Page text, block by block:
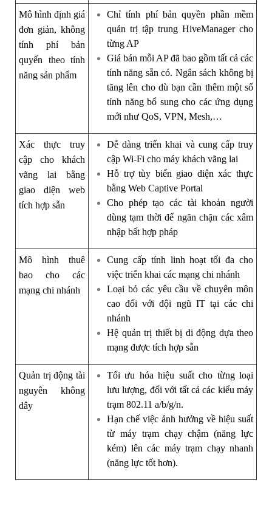
Mô hình định giá
đơn giản, không
tính phí bản
quyển theo tính
năng sản phẩm
Chỉ tính phí bản quyền phần mềm
quản trị tập trung HiveManager cho
từng AP
Giá bán mỗi AP đã bao gồm tất cả các
tính năng sẵn có. Ngân sách không bị
tăng lên cho dù bạn cần thêm một số
tính năng bổ sung cho các ứng dụng
mới như QoS, VPN, Mesh,…
Xác thực truy
cập cho khách
vãng lai bằng
giao diện web
tích hợp sẵn
Dễ dàng triển khai và cung cấp truy
cập Wi-Fi cho máy khách vãng lai
Hỗ trợ tùy biến giao diện xác thực
bằng Web Captive Portal
Cho phép tạo các tài khoản người
dùng tạm thời để ngăn chặn các xâm
nhập bất hợp pháp
Mô hình thuê
bao cho các
mạng chi nhánh
Cung cấp tính linh hoạt tối đa cho
việc triển khai các mạng chi nhánh
Loại bỏ các yêu cầu về chuyên môn
cao đối với đội ngũ IT tại các chi
nhánh
Hệ quản trị thiết bị di động dựa theo
mạng được tích hợp sẵn
Quản trị động tài
nguyên không
dây
Tối ưu hóa hiệu suất cho từng loại
lưu lượng, đối với tất cả các kiểu máy
trạm 802.11 a/b/g/n.
Hạn chế việc ảnh hưởng về hiệu suất
từ máy trạm chạy chậm (năng lực
kém) lên các máy trạm chạy nhanh
(năng lực tốt hơn).